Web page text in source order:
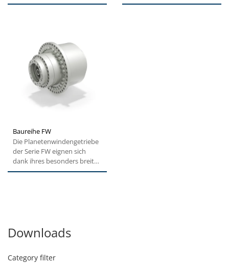
Frequenzumrichter. Diese
Fräsmaschinen. Dank des
Baureihe FW
Die Planetenwindengetriebe
der Serie FW eignen sich
dank ihres besonders breiten
Drehmomentbereichs für...
Downloads
Category filter